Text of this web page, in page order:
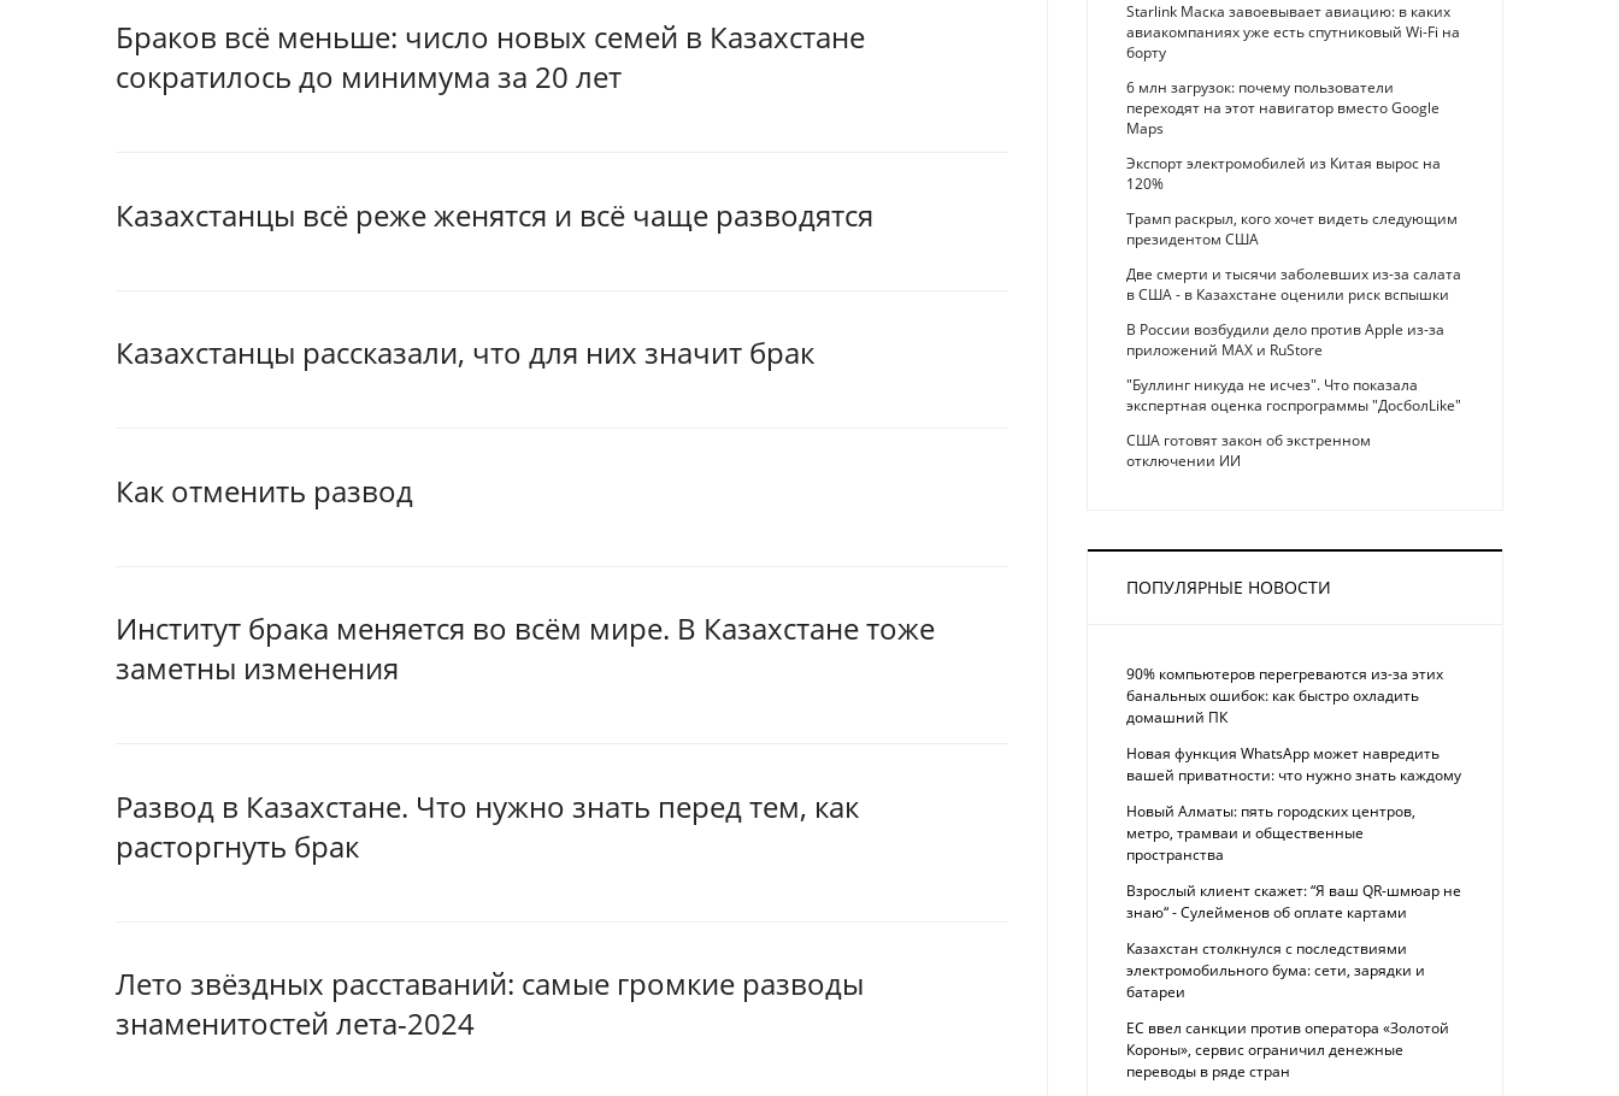
Браков всё меньше: число новых семей в Казахстане
сократилось до минимума за 20 лет
Казахстанцы всё реже женятся и всё чаще разводятся
Казахстанцы рассказали, что для них значит брак
Как отменить развод
Институт брака меняется во всём мире. В Казахстане тоже
заметны изменения
Развод в Казахстане. Что нужно знать перед тем, как
расторгнуть брак
Лето звёздных расставаний: самые громкие разводы
знаменитостей лета-2024
Starlink Маска завоевывает авиацию: в каких
авиакомпаниях уже есть спутниковый Wi-Fi на
борту
6 млн загрузок: почему пользователи
переходят на этот навигатор вместо Google
Maps
Экспорт электромобилей из Китая вырос на
120%
Трамп раскрыл, кого хочет видеть следующим
президентом США
Две смерти и тысячи заболевших из-за салата
в США - в Казахстане оценили риск вспышки
В России возбудили дело против Apple из-за
приложений MAX и RuStore
"Буллинг никуда не исчез". Что показала
экспертная оценка госпрограммы "ДосболLike"
США готовят закон об экстренном
отключении ИИ
ПОПУЛЯРНЫЕ НОВОСТИ
90% компьютеров перегреваются из-за этих
банальных ошибок: как быстро охладить
домашний ПК
Новая функция WhatsApp может навредить
вашей приватности: что нужно знать каждому
Новый Алматы: пять городских центров,
метро, трамваи и общественные
пространства
Взрослый клиент скажет: “Я ваш QR-шмюар не
знаю“ - Сулейменов об оплате картами
Казахстан столкнулся с последствиями
электромобильного бума: сети, зарядки и
батареи
ЕС ввел санкции против оператора «Золотой
Короны», сервис ограничил денежные
переводы в ряде стран